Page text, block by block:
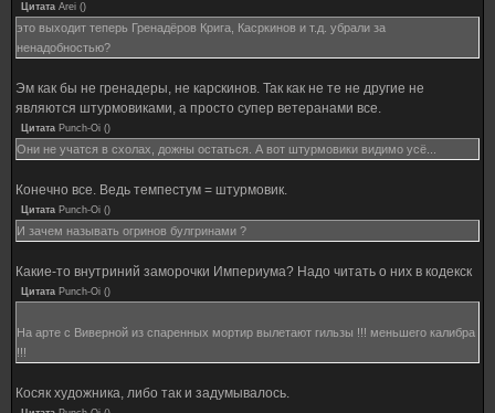
Цитата Arei ()
это выходит теперь Гренадёров Крига, Касркинов и т.д. убрали за
ненадобностью?
Эм как бы не гренадеры, не карскинов. Так как не те не другие не
являются штурмовиками, а просто супер ветеранами все.
Цитата Punch-Oi ()
Они не учатся в схолах, дожны остаться. А вот штурмовики видимо усё...
Конечно все. Ведь темпестум = штурмовик.
Цитата Punch-Oi ()
И зачем называть огринов булгринами ?
Какие-то внутриний заморочки Империума? Надо читать о них в кодекск
Цитата Punch-Oi ()
На арте с Виверной из спаренных мортир вылетают гильзы !!! меньшего калибра
!!!
Косяк художника, либо так и задумывалось.